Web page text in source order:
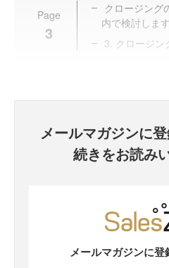
Page
3
クロージング
内で検討しま
3. クロージン
メールマガジンに
続きをお読み
メールマガジンに登